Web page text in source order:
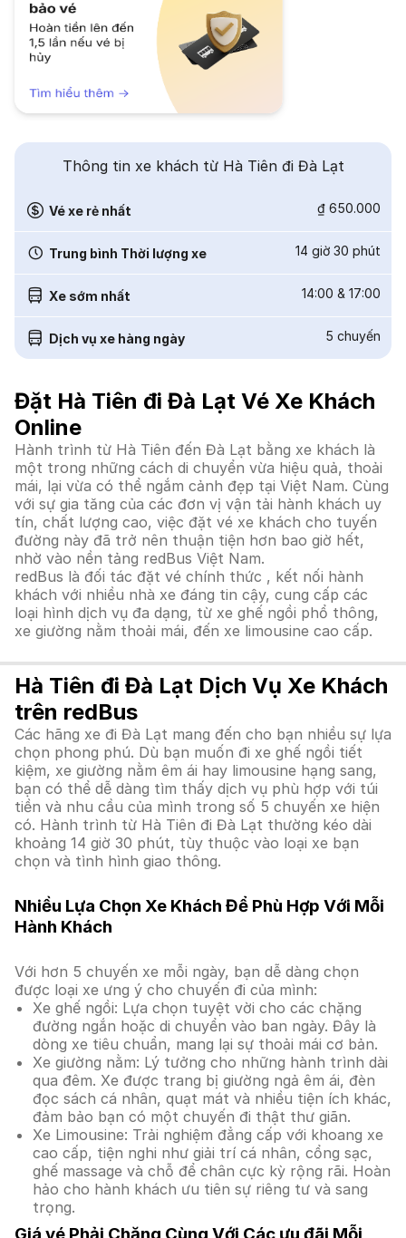
Thông tin xe khách từ Hà Tiên đi Đà Lạt
Vé xe rẻ nhất ₫ 650.000
Trung bình Thời lượng xe 14 giờ 30 phút
Xe sớm nhất 14:00 & 17:00
Dịch vụ xe hàng ngày 5 chuyến
Đặt Hà Tiên đi Đà Lạt Vé Xe Khách
Online
Hành trình từ Hà Tiên đến Đà Lạt bằng xe khách là
một trong những cách di chuyển vừa hiệu quả, thoải
mái, lại vừa có thể ngắm cảnh đẹp tại Việt Nam. Cùng
với sự gia tăng của các đơn vị vận tải hành khách uy
tín, chất lượng cao, việc đặt vé xe khách cho tuyến
đường này đã trở nên thuận tiện hơn bao giờ hết,
nhờ vào nền tảng redBus Việt Nam.
redBus là đối tác đặt vé chính thức , kết nối hành
khách với nhiều nhà xe đáng tin cậy, cung cấp các
loại hình dịch vụ đa dạng, từ xe ghế ngồi phổ thông,
xe giường nằm thoải mái, đến xe limousine cao cấp.
Hà Tiên đi Đà Lạt Dịch Vụ Xe Khách
trên redBus
Các hãng xe đi Đà Lạt mang đến cho bạn nhiều sự lựa
chọn phong phú. Dù bạn muốn đi xe ghế ngồi tiết
kiệm, xe giường nằm êm ái hay limousine hạng sang,
bạn có thể dễ dàng tìm thấy dịch vụ phù hợp với túi
tiền và nhu cầu của mình trong số 5 chuyến xe hiện
có. Hành trình từ Hà Tiên đi Đà Lạt thường kéo dài
khoảng 14 giờ 30 phút, tùy thuộc vào loại xe bạn
chọn và tình hình giao thông.
Nhiều Lựa Chọn Xe Khách Để Phù Hợp Với Mỗi
Hành Khách
Với hơn 5 chuyến xe mỗi ngày, bạn dễ dàng chọn
được loại xe ưng ý cho chuyến đi của mình:
Xe ghế ngồi: Lựa chọn tuyệt vời cho các chặng
đường ngắn hoặc di chuyển vào ban ngày. Đây là
dòng xe tiêu chuẩn, mang lại sự thoải mái cơ bản.
Xe giường nằm: Lý tưởng cho những hành trình dài
qua đêm. Xe được trang bị giường ngả êm ái, đèn
đọc sách cá nhân, quạt mát và nhiều tiện ích khác,
đảm bảo bạn có một chuyến đi thật thư giãn.
Xe Limousine: Trải nghiệm đẳng cấp với khoang xe
cao cấp, tiện nghi như giải trí cá nhân, cổng sạc,
ghế massage và chỗ để chân cực kỳ rộng rãi. Hoàn
hảo cho hành khách ưu tiên sự riêng tư và sang
trọng.